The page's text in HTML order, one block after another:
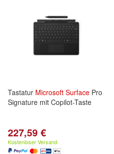
Tastatur Microsoft Surface Pro
Signature mit Copilot-Taste
227,59 €
Kostenloser Versand